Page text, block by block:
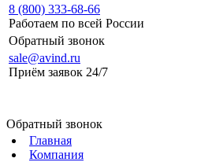
8 (800) 333-68-66
Работаем по всей России
Обратный звонок
sale@avind.ru
Приём заявок 24/7
Обратный звонок
Главная
Компания